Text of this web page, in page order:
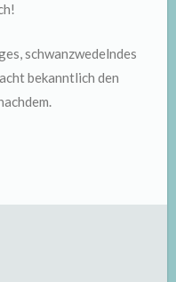
schwanzwedelndes
bekanntlich den